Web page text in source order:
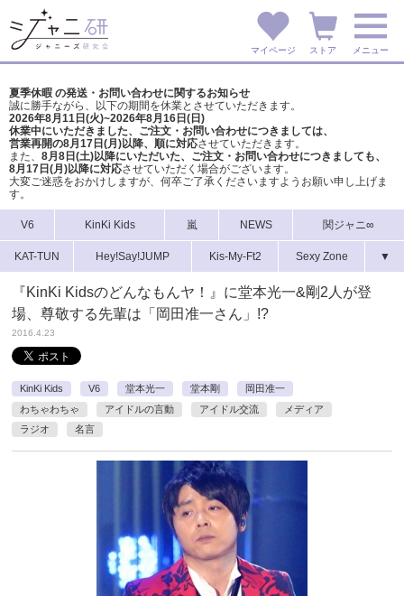
マイページ ストア メニュー
夏季休暇 の発送・お問い合わせに関するお知らせ
誠に勝手ながら、以下の期間を休業とさせていただきます。
2026年8月11日(火)~2026年8月16日(日)
休業中にいただきました、ご注文・お問い合わせにつきましては、
営業再開の8月17日(月)以降、順に対応させていただきます。
また、 8月8日(土)以降にいただいた、ご注文・ お問い合わせにつきましても、
8月17日(月)以降に対応させていただく場合がございます。
大変ご迷惑をおかけしますが、 何卒ご了承くださいますようお願い申し上げま
す。
V6 KinKi Kids 嵐 NEWS 関ジャニ∞
KAT-TUN Hey!Say!JUMP Kis-My-Ft2 Sexy Zone ▼
『KinKi Kidsのどんなもんヤ！』に堂本光一&剛2人が登
場、尊敬する先輩は「岡田准一さん」!?
2016.4.23
KinKi Kids V6 堂本光一 堂本剛
岡田准一
わちゃわちゃ
アイドルの言動 アイドル交流
メディア
ラジオ
名言